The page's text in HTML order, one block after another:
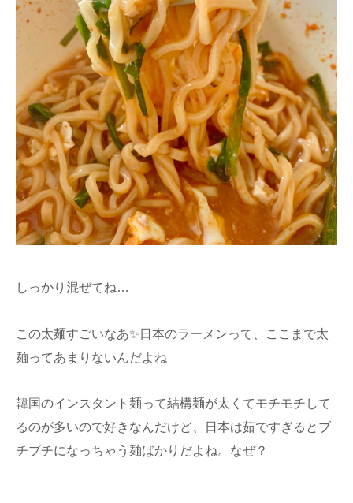
しっかり混ぜてね…
この太麺すごいなあ✨日本のラーメンって、ここまで太
麺ってあまりないんだよね
韓国のインスタント麺って結構麺が太くてモチモチして
るのが多いので好きなんだけど、日本は茹ですぎるとブ
チブチになっちゃう麺ばかりだよね。なぜ？